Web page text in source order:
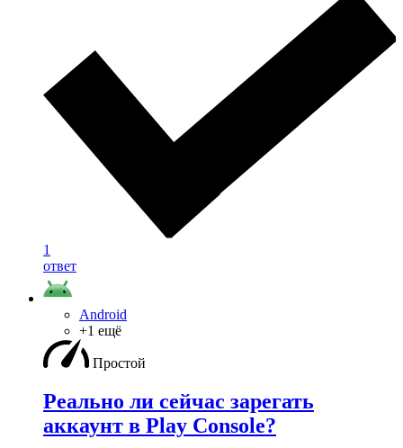
1
ответ
Android
+1 ещё
Простой
Реально ли сейчас зарегать
аккаунт в Play Console?